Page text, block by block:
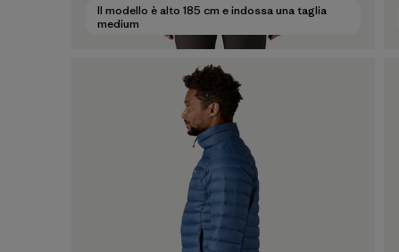
Il modello è alto 185 cm e indossa una taglia
medium